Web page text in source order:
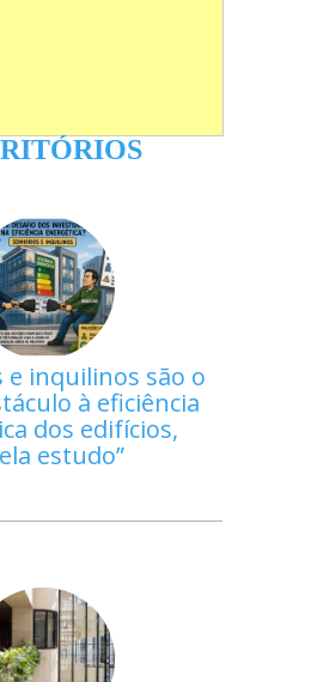
e inquilinos são o
à eficiência
dos edifícios,
estudo